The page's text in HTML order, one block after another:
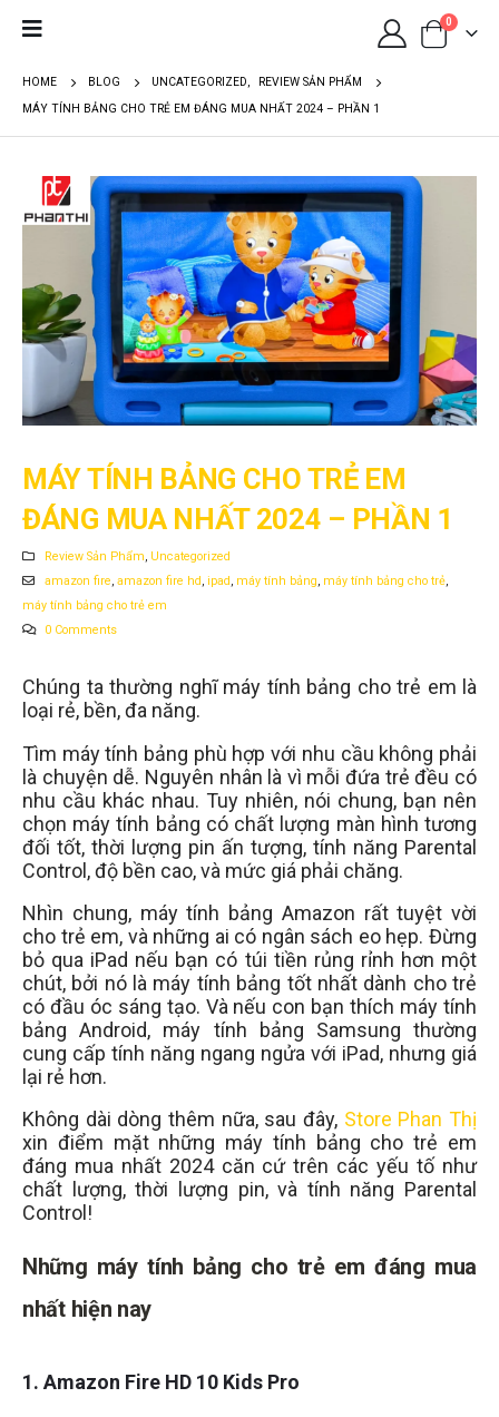
0
HOME BLOG UNCATEGORIZED,
REVIEW SẢN PHẨM
MÁY TÍNH BẢNG CHO TRẺ EM ĐÁNG MUA NHẤT 2024 – PHẦN 1
MÁY TÍNH BẢNG CHO TRẺ EM
ĐÁNG MUA NHẤT 2024 – PHẦN 1
Review Sản Phẩm, Uncategorized
amazon fire, amazon fire hd , ipad , máy tính bảng, máy tính bảng cho trẻ,
máy tính bảng cho trẻ em
0 Comments
Chúng ta thường nghĩ máy tính bảng cho trẻ em là
loại rẻ, bền, đa năng.
Tìm máy tính bảng phù hợp với nhu cầu không phải
là chuyện dễ. Nguyên nhân là vì mỗi đứa trẻ đều có
nhu cầu khác nhau. Tuy nhiên, nói chung, bạn nên
chọn máy tính bảng có chất lượng màn hình tương
đối tốt, thời lượng pin ấn tượng, tính năng Parental
Control, độ bền cao, và mức giá phải chăng.
Nhìn chung, máy tính bảng Amazon rất tuyệt vời
cho trẻ em, và những ai có ngân sách eo hẹp. Đừng
bỏ qua iPad nếu bạn có túi tiền rủng rỉnh hơn một
chút, bởi nó là máy tính bảng tốt nhất dành cho trẻ
có đầu óc sáng tạo. Và nếu con bạn thích máy tính
bảng Android, máy tính bảng Samsung thường
cung cấp tính năng ngang ngửa với iPad, nhưng giá
lại rẻ hơn.
Không dài dòng thêm nữa, sau đây, Store Phan Thị
xin điểm mặt những máy tính bảng cho trẻ em
đáng mua nhất 2024 căn cứ trên các yếu tố như
chất lượng, thời lượng pin, và tính năng Parental
Control!
Những máy tính bảng cho trẻ em đáng mua
nhất hiện nay
1. Amazon Fire HD 10 Kids Pro